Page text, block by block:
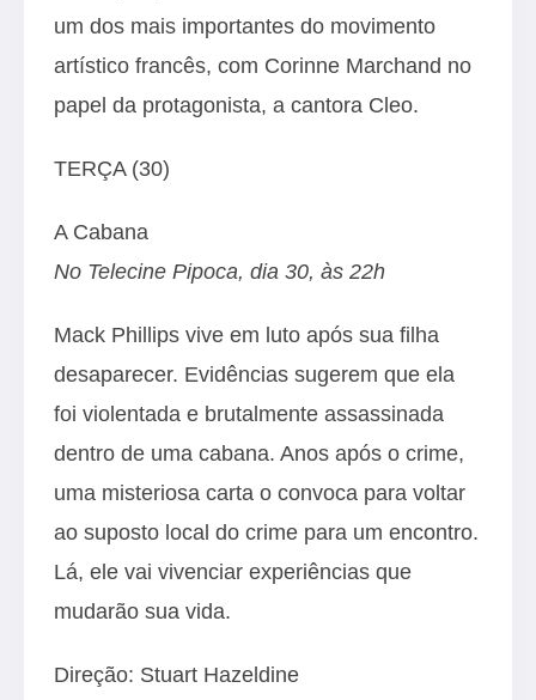
um dos mais importantes do movimento
artístico francês, com Corinne Marchand no
papel da protagonista, a cantora Cleo.
TERÇA (30)
A Cabana
No Telecine Pipoca, dia 30, às 22h
Mack Phillips vive em luto após sua filha
desaparecer. Evidências sugerem que ela
foi violentada e brutalmente assassinada
dentro de uma cabana. Anos após o crime,
uma misteriosa carta o convoca para voltar
ao suposto local do crime para um encontro.
Lá, ele vai vivenciar experiências que
mudarão sua vida.
Direção: Stuart Hazeldine